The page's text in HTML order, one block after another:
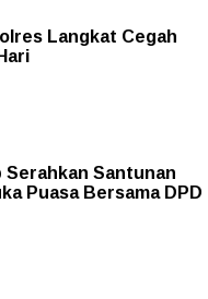
Langkat Cegah
Serahkan Santunan
Puasa Bersama DPD